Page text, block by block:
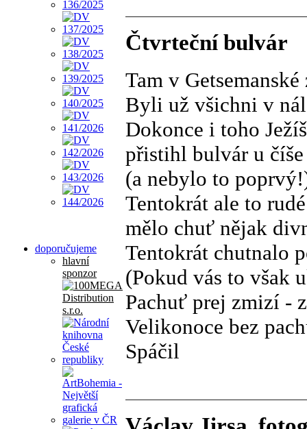
doporučujeme
hlavní
sponzor
Čtvrteční bulvár
Tam v Getsemanské
Byli už všichni v
Dokonce i toho
přistihl bulvár u číše
(a nebylo to
Tentokrát ale to
mělo chuť nějak
Tentokrát chutnalo
(Pokud vás to však
Pachuť prej zmizí -
Velikonoce bez
Spáčil